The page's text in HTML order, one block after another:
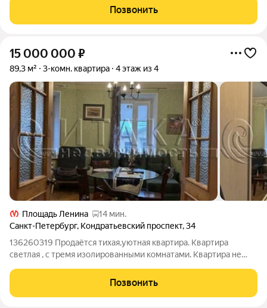
шлагбаумом и парковочным местом, парадная на 2 квартиры, к
квартире прилагается палисадник, а квартира
Позвонить
15 000 000 ₽
89,3 м² 3-комн. квартира 4 этаж из 4
Площадь Ленина
14 мин.
Санкт-Петербург, Кондратьевский проспект,34
136260319 Продаётся тихая,уютная квартира. Квартира
светлая , с тремя изолированными комнатами. Квартира не
капитальный ремонт был сделан. Во дворе всегда можно
найти место для парковки
Позвонить